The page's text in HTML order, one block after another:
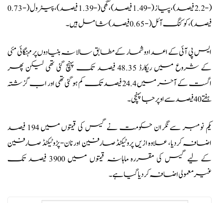
(-2.2 فیصد)، پیاز (-1.49 فیصد)، گھی (-1.39 فیصد)، پیٹرول (-0.73
فیصد)، کوکنگ آئل (-0.65 فیصد) شامل ہیں۔
ایس پی آئی کے اعدادوشمار کے مطابق سالانہ بنیادوں پر مہنگائی مئی
کے شروع میں ریکارڈ 48.35 فیصد تک پہنچ گئی تھی لیکن پھر
اگست کے آخر میں 24.4 فیصد تک کم ہو گئی تھی اور اب گزشتہ
ہفتے 40 فیصد سے اوپر جا پہنچی۔
یکم نومبر سے نگران حکومت نے گیس کی قیمتوں میں 194 فیصد
اضافہ کردیا، علاوہ ازیں پروٹیکٹڈ صارفین اور نان-پڑوٹیکٹڈ صارفین
کے لیے گیس کی مقررہ ماہانہ قیمتوں میں 3900 فیصد تک
غیرمعمولی اضافہ کردیا گیا ہے۔